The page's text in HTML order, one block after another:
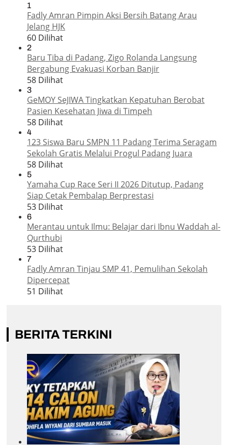
1
Fadly Amran Pimpin Aksi Bersih Batang Arau
Jelang HJK
60 Dilihat
2
Baru Tiba di Padang, Zigo Rolanda Langsung
Bergabung Evakuasi Korban Banjir
58 Dilihat
3
GeMOY SeJIWA Tingkatkan Kepatuhan Berobat
Pasien Kesehatan Jiwa di Timpeh
58 Dilihat
4
123 Siswa Baru SMPN 11 Padang Terima Seragam
Sekolah Gratis Melalui Progul Padang Juara
58 Dilihat
5
Yamaha Cup Race Seri II 2026 Ditutup, Padang
Siap Cetak Pembalap Berprestasi
53 Dilihat
6
Merantau untuk Ilmu: Belajar dari Ibnu Waddah al-
Qurthubi
53 Dilihat
7
Fadly Amran Tinjau SMP 41, Pemulihan Sekolah
Dipercepat
51 Dilihat
BERITA TERKINI